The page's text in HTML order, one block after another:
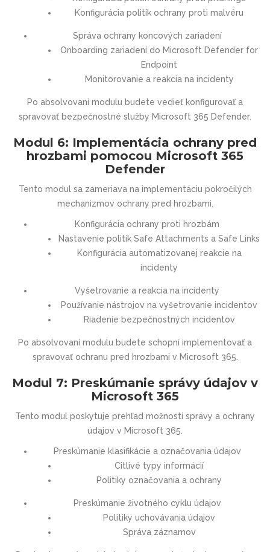
Konfigurácia politík ochrany proti malvéru
Správa ochrany koncových zariadení
Onboarding zariadení do Microsoft Defender for
Endpoint
Monitorovanie a reakcia na incidenty
Po absolvovaní modulu budete vedieť konfigurovať a
spravovať bezpečnostné služby Microsoft 365 Defender.
Modul 6: Implementácia ochrany pred
hrozbami pomocou Microsoft 365
Defender
Tento modul sa zameriava na implementáciu pokročilých
mechanizmov ochrany pred hrozbami.
Konfigurácia ochrany proti hrozbám
Nastavenie politík Safe Attachments a Safe Links
Konfigurácia automatizovanej reakcie na
incidenty
Vyšetrovanie a reakcia na incidenty
Používanie nástrojov na vyšetrovanie incidentov
Riadenie bezpečnostných incidentov
Po absolvovaní modulu budete schopní implementovať a
spravovať ochranu pred hrozbami v Microsoft 365.
Modul 7: Preskúmanie správy údajov v
Microsoft 365
Tento modul poskytuje prehľad možností správy a ochrany
údajov v Microsoft 365.
Preskúmanie klasifikácie a označovania údajov
Citlivé typy informácií
Politiky označovania a ochrany
Preskúmanie životného cyklu údajov
Politiky uchovávania údajov
Správa záznamov